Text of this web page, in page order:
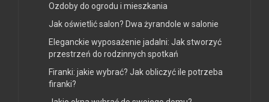
Ozdoby do ogrodu i mieszkania
Jak oświetlić salon? Dwa żyrandole w salonie
Eleganckie wyposażenie jadalni: Jak stworzyć
przestrzeń do rodzinnych spotkań
Firanki: jakie wybrać? Jak obliczyć ile potrzeba
firanki?